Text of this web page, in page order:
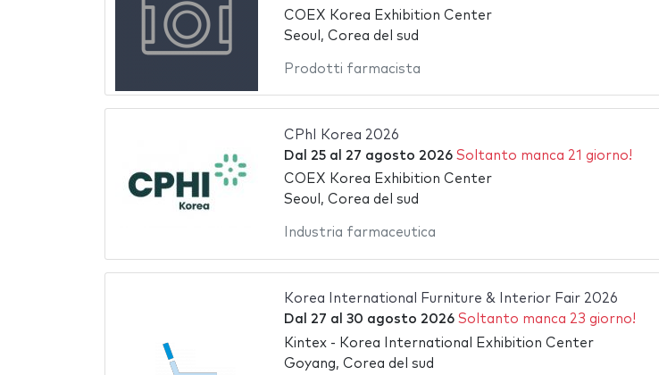
COEX Korea Exhibition Center
Seoul, Corea del sud
Prodotti farmacista
CPhI Korea 2026
Dal 25al 27 agosto 2026 Soltanto manca 21 giorno!
COEX Korea Exhibition Center
Seoul, Corea del sud
Industria farmaceutica
Korea International Furniture & Interior Fair 2026
Dal 27 al 30 agosto 2026 Soltanto manca 23 giorno!
Kintex - Korea International Exhibition Center
Goyang, Corea del sud